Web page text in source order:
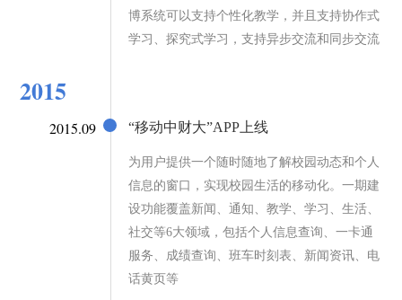
博系统可以支持个性化教学，并且支持协作式
学习、探究式学习，支持异步交流和同步交流
2015
2015.09 “移动中财大”APP上线
为用户提供一个随时随地了解校园动态和个人
信息的窗口，实现校园生活的移动化。一期建
设功能覆盖新闻、通知、教学、学习、生活、
社交等6大领域，包括个人信息查询、一卡通
服务、成绩查询、班车时刻表、新闻资讯、电
话黄页等